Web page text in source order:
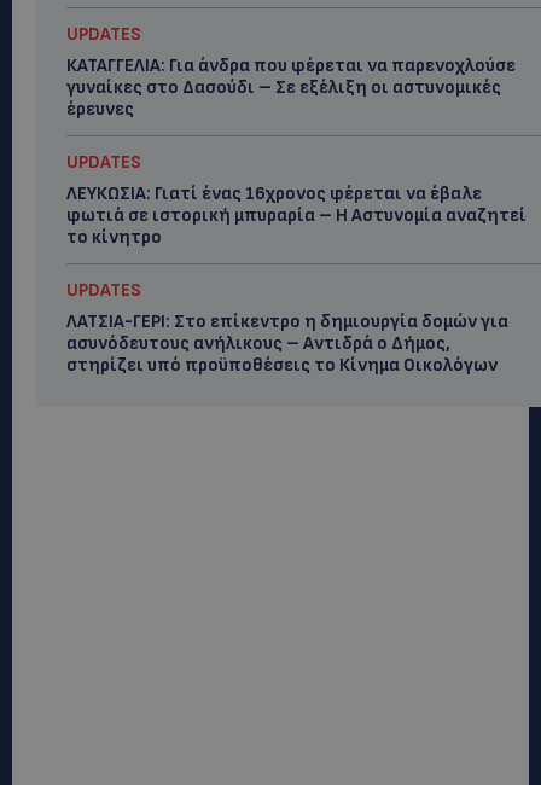
UPDATES
ΚΑΤΑΓΓΕΛΙΑ: Για άνδρα που φέρεται να παρενοχλούσε
γυναίκες στο Δασούδι – Σε εξέλιξη οι αστυνομικές
έρευνες
UPDATES
ΛΕΥΚΩΣΙΑ: Γιατί ένας 16χρονος φέρεται να έβαλε
φωτιά σε ιστορική μπυραρία – Η Αστυνομία αναζητεί
το κίνητρο
UPDATES
ΛΑΤΣΙΑ-ΓΕΡΙ: Στο επίκεντρο η δημιουργία δομών για
ασυνόδευτους ανήλικους – Αντιδρά ο Δήμος,
στηρίζει υπό προϋποθέσεις το Κίνημα Οικολόγων